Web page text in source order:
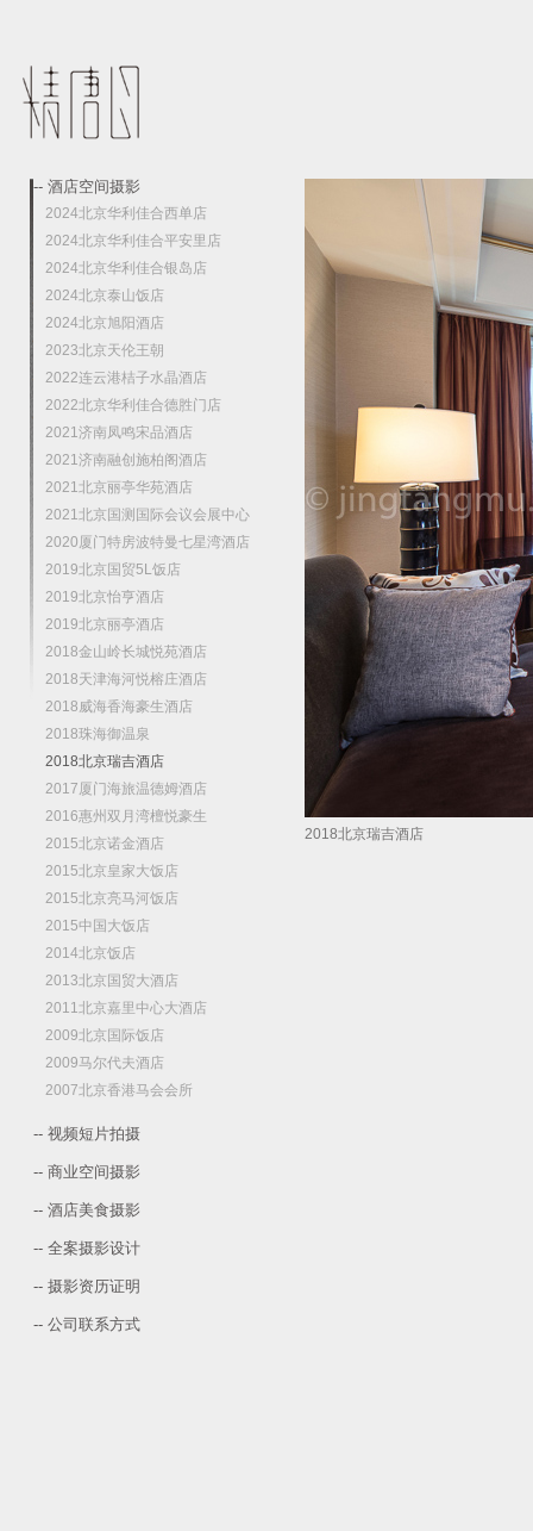
-- 酒店空间摄影
2024北京华利佳合西单店
2024北京华利佳合平安里店
2024北京华利佳合银岛店
2024北京泰山饭店
2024北京旭阳酒店
2023北京天伦王朝
2022连云港桔子水晶酒店
2022北京华利佳合德胜门店
2021济南凤鸣宋品酒店
2021济南融创施柏阁酒店
2021北京丽亭华苑酒店
2021北京国测国际会议会展中心
2020厦门特房波特曼七星湾酒店
2019北京国贸5L饭店
2019北京怡亨酒店
2019北京丽亭酒店
2018金山岭长城悦苑酒店
2018天津海河悦榕庄酒店
2018威海香海豪生酒店
2018珠海御温泉
2018北京瑞吉酒店
2017厦门海旅温德姆酒店
2016惠州双月湾檀悦豪生
2015北京诺金酒店
2015北京皇家大饭店
2015北京亮马河饭店
2015中国大饭店
2014北京饭店
2013北京国贸大酒店
2011北京嘉里中心大酒店
2009北京国际饭店
2009马尔代夫酒店
2007北京香港马会会所
-- 视频短片拍摄
-- 商业空间摄影
-- 酒店美食摄影
-- 全案摄影设计
-- 摄影资历证明
-- 公司联系方式
2018北京瑞吉酒店